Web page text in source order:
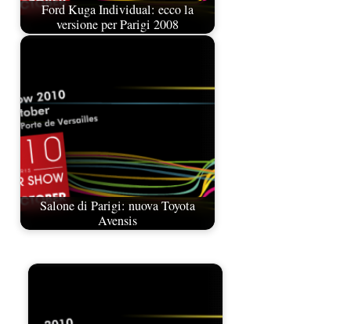
Ford Kuga Individual: ecco la
versione per Parigi 2008
Salone di Parigi: nuova Toyota
Avensis